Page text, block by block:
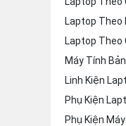
Laptop Theo
Laptop Theo
Máy Tính
Linh Kiện
Phụ Kiện
Phụ Kiện